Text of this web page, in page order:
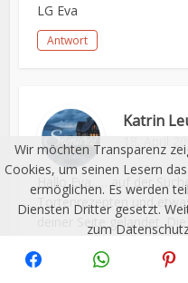
LG Eva
Antwort
Katrin
18. April
Hallo Eva……auf der
Tortenrezepten und
deiner Seite gelandet.
Sohnes gemacht. Genau
Wir möchten Transparenz
Cookies, um seinen Lesern
ermöglichen. Es werden
Diensten Dritter gesetzt.
zum
http://evasbackparty.de/